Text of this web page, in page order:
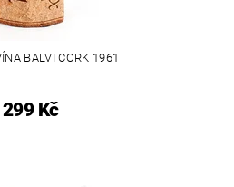
BALVI CORK 1961
299 Kč